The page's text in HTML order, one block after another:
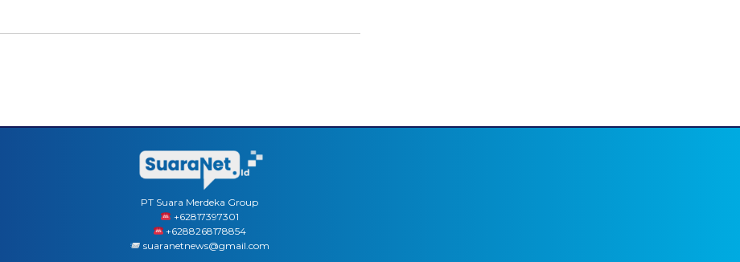
PT Suara Merdeka Group
‪+62817397301
+6288268178854
suaranetnews@gmail.com